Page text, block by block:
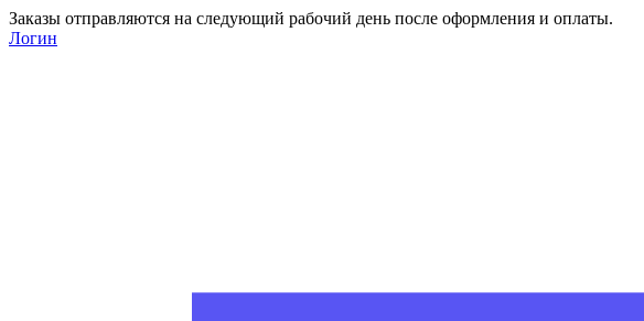
Заказы отправляются на следующий рабочий день после оформления и оплаты.
Логин